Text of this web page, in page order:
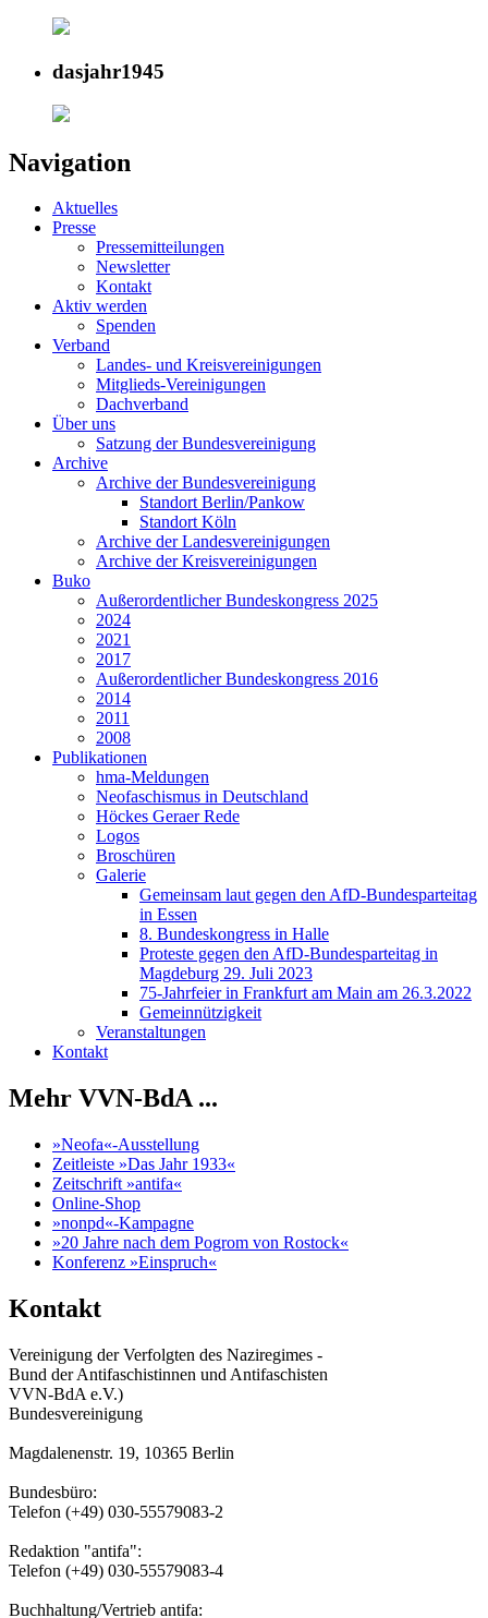
dasjahr1945
Navigation
Aktuelles
Presse
Pressemitteilungen
Newsletter
Kontakt
Aktiv werden
Spenden
Verband
Landes- und Kreisvereinigungen
Mitglieds-Vereinigungen
Dachverband
Über uns
Satzung der Bundesvereinigung
Archive
Archive der Bundesvereinigung
Standort Berlin/Pankow
Standort Köln
Archive der Landesvereinigungen
Archive der Kreisvereinigungen
Buko
Außerordentlicher Bundeskongress 2025
2024
2021
2017
Außerordentlicher Bundeskongress 2016
2014
2011
2008
Publikationen
hma-Meldungen
Neofaschismus in Deutschland
Höckes Geraer Rede
Logos
Broschüren
Galerie
Gemeinsam laut gegen den AfD-Bundesparteitag
in Essen
8. Bundeskongress in Halle
Proteste gegen den AfD-Bundesparteitag in
Magdeburg 29. Juli 2023
75-Jahrfeier in Frankfurt am Main am 26.3.2022
Gemeinnützigkeit
Veranstaltungen
Kontakt
Mehr VVN-BdA ...
»Neofa«-Ausstellung
Zeitleiste »Das Jahr 1933«
Zeitschrift »antifa«
Online-Shop
»nonpd«-Kampagne
»20 Jahre nach dem Pogrom von Rostock«
Konferenz »Einspruch«
Kontakt
Vereinigung der Verfolgten des Naziregimes -
Bund der Antifaschistinnen und Antifaschisten
VVN-BdA e.V.)
Bundesvereinigung
Magdalenenstr. 19, 10365 Berlin
Bundesbüro:
Telefon (+49) 030-55579083-2
Redaktion "antifa":
Telefon (+49) 030-55579083-4
Buchhaltung/Vertrieb antifa: